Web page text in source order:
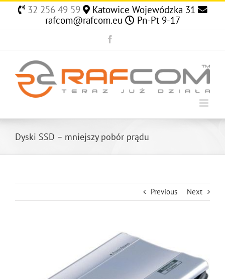
Skip
32 256 49 59
Katowice Wojewódzka 31
rafcom@rafcom.eu
Pn-Pt 9-17
Dyski SSD – mniejszy pobór prądu
Previous Next